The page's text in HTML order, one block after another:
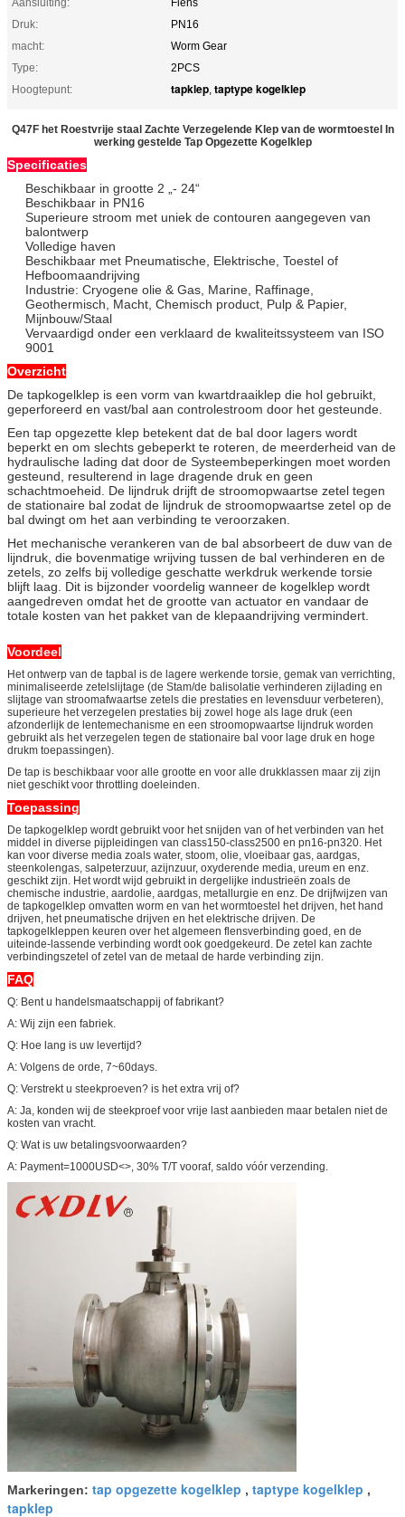
Aansluiting:
Flens
Druk:
PN16
macht:
Worm Gear
Type:
2PCS
Hoogtepunt:
tapklep, taptype kogelklep
Q47F het Roestvrije staal Zachte Verzegelende Klep van de wormtoestel In
werking gestelde Tap Opgezette Kogelklep
Specificaties
Beschikbaar in grootte 2 „- 24“
Beschikbaar in PN16
Superieure stroom met uniek de contouren aangegeven van
balontwerp
Volledige haven
Beschikbaar met Pneumatische, Elektrische, Toestel of
Hefboomaandrijving
Industrie: Cryogene olie & Gas, Marine, Raffinage,
Geothermisch, Macht, Chemisch product, Pulp & Papier,
Mijnbouw/Staal
Vervaardigd onder een verklaard de kwaliteitssysteem van ISO
9001
Overzicht
De tapkogelklep is een vorm van kwartdraaiklep die hol gebruikt,
geperforeerd en vast/bal aan controlestroom door het gesteunde.
Een tap opgezette klep betekent dat de bal door lagers wordt
beperkt en om slechts gebeperkt te roteren, de meerderheid van de
hydraulische lading dat door de Systeembeperkingen moet worden
gesteund, resulterend in lage dragende druk en geen
schachtmoeheid. De lijndruk drijft de stroomopwaartse zetel tegen
de stationaire bal zodat de lijndruk de stroomopwaartse zetel op de
bal dwingt om het aan verbinding te veroorzaken.
Het mechanische verankeren van de bal absorbeert de duw van de
lijndruk, die bovenmatige wrijving tussen de bal verhinderen en de
zetels, zo zelfs bij volledige geschatte werkdruk werkende torsie
blijft laag. Dit is bijzonder voordelig wanneer de kogelklep wordt
aangedreven omdat het de grootte van actuator en vandaar de
totale kosten van het pakket van de klepaandrijving vermindert.
Voordeel
Het ontwerp van de tapbal is de lagere werkende torsie, gemak van verrichting,
minimaliseerde zetelslijtage (de Stam/de balisolatie verhinderen zijlading en
slijtage van stroomafwaartse zetels die prestaties en levensduur verbeteren),
superieure het verzegelen prestaties bij zowel hoge als lage druk (een
afzonderlijk de lentemechanisme en een stroomopwaartse lijndruk worden
gebruikt als het verzegelen tegen de stationaire bal voor lage druk en hoge
drukm toepassingen).
De tap is beschikbaar voor alle grootte en voor alle drukklassen maar zij zijn
niet geschikt voor throttling doeleinden.
Toepassing
De tapkogelklep wordt gebruikt voor het snijden van of het verbinden van het
middel in diverse pijpleidingen van class150-class2500 en pn16-pn320. Het
kan voor diverse media zoals water, stoom, olie, vloeibaar gas, aardgas,
steenkolengas, salpeterzuur, azijnzuur, oxyderende media, ureum en enz.
geschikt zijn. Het wordt wijd gebruikt in dergelijke industrieën zoals de
chemische industrie, aardolie, aardgas, metallurgie en enz. De drijfwijzen van
de tapkogelklep omvatten worm en van het wormtoestel het drijven, het hand
drijven, het pneumatische drijven en het elektrische drijven. De
tapkogelkleppen keuren over het algemeen flensverbinding goed, en de
uiteinde-lassende verbinding wordt ook goedgekeurd. De zetel kan zachte
verbindingszetel of zetel van de metaal de harde verbinding zijn.
FAQ
Q: Bent u handelsmaatschappij of fabrikant?
A: Wij zijn een fabriek.
Q: Hoe lang is uw levertijd?
A: Volgens de orde, 7~60days.
Q: Verstrekt u steekproeven? is het extra vrij of?
A: Ja, konden wij de steekproef voor vrije last aanbieden maar betalen niet de
kosten van vracht.
Q: Wat is uw betalingsvoorwaarden?
A: Payment=1000USD<>, 30% T/T vooraf, saldo vóór verzending.
Markeringen: tap opgezette kogelklep , taptype kogelklep ,
tapklep